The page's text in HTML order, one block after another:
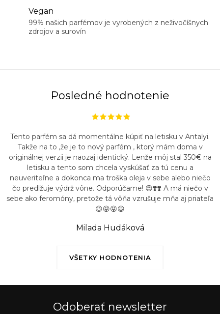
Vegan
99% našich parfémov je vyrobených z neživočíšnych
zdrojov a surovín
Posledné hodnotenie
VŠETKY HODNOTENIA
Tento parfém sa dá momentálne kúpiť na letisku v Antalyi.
Takže na to ,že je to nový parfém , ktorý mám doma v
originálnej verzii je naozaj identický. Lenže môj stal 350€ na
letisku a tento som chcela vyskúšať za tú cenu a
neuveriteľne a dokonca ma troška oleja v sebe alebo niečo
čo predlžuje výdrž vône. Odporúčame! 😍❣️❣️ A má niečo v
sebe ako feromóny, pretože tá vôňa vzrušuje mňa aj priateľa
😉😝😝😃
Milada Hudáková
Odoberať newsletter